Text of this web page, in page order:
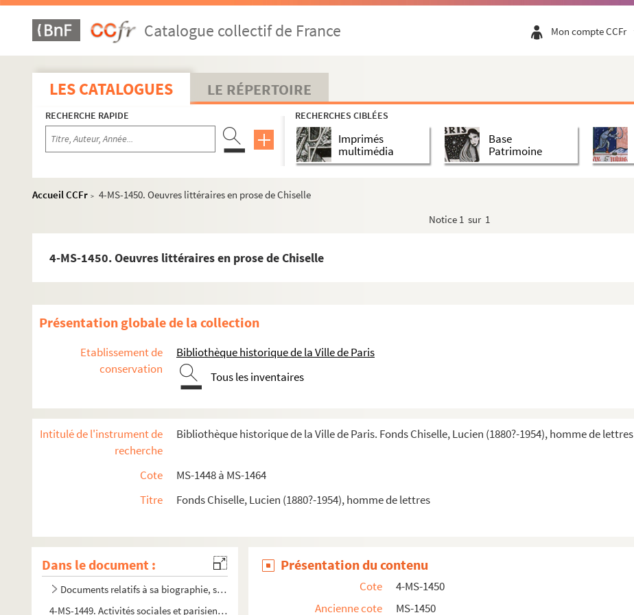
Catalogue collectif de France Mon compte CCFr
LES CATALOGUES LE RÉPERTOIRE
RECHERCHE RAPIDE RECHERCHES CIBLÉES
Imprimés
multimédia
Base
Patrimoine
Accueil CCFr > 4-MS-1450. Oeuvres littéraires en prose de Chiselle
Notice 1 sur 1
4-MS-1450. Oeuvres littéraires en prose de Chiselle
Présentation globale de la collection
Etablissement de
conservation
Bibliothèque historique de la Ville de Paris
Tous les inventaires
Intitulé de l'instrument de
recherche
Bibliothèque historique de la Ville de Paris. Fonds Chiselle, Lucien (1880?-1954), homme de lettres
Cote
MS-1448 à MS-1464
Titre
Fonds Chiselle, Lucien (1880?-1954), homme de lettres
Dans le document :
Documents relatifs à sa biographie, sa jeunesse, le journalisme, la guerre de 14-18, la guerre de 39...
4-MS-1449. Activités sociales et parisiennes
Présentation du contenu
Cote
4-MS-1450
Ancienne cote
MS-1450